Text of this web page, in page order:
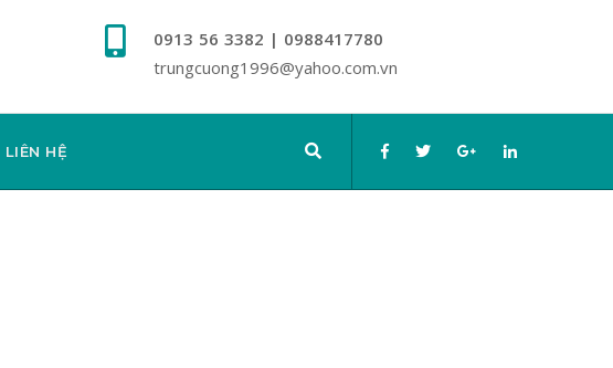
0913 56 3382 | 0988417780
trungcuong1996@yahoo.com.vn
LIÊN HỆ